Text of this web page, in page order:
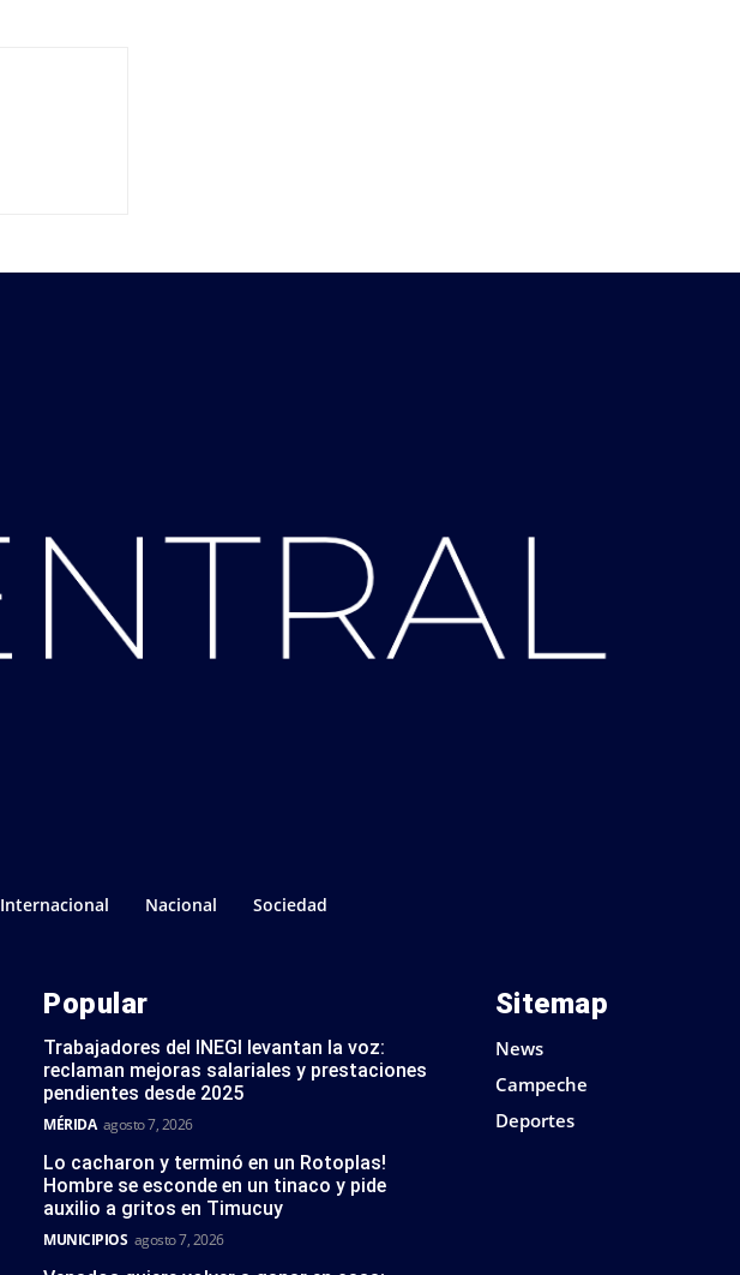
Internacional Nacional Sociedad
Popular
Trabajadores del INEGI levantan la voz:
reclaman mejoras salariales y prestaciones
pendientes desde 2025
MÉRIDA agosto 7, 2026
Lo cacharon y terminó en un Rotoplas!
Hombre se esconde en un tinaco y pide
auxilio a gritos en Timucuy
MUNICIPIOS agosto 7, 2026
Sitemap
News
Campeche
Deportes